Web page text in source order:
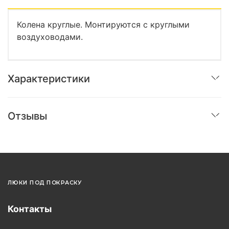
Колена круглые. Монтируются с круглыми
воздуховодами.
Характеристики
Отзывы
ЛЮКИ ПОД ПОКРАСКУ
Контакты